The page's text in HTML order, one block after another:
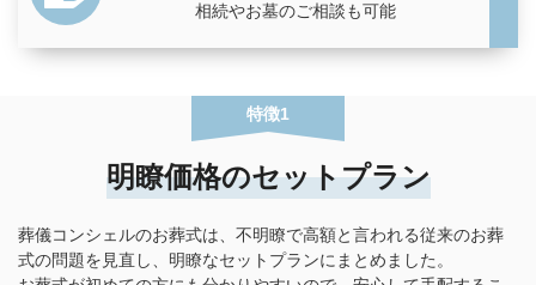
一日葬
家族葬の流れ
家族葬の費用 不動産の相続
相続・遺言 葬儀のマナー
相続やお墓のご相談も可能
特徴1
明瞭価格のセットプラン
葬儀コンシェルのお葬式は、不明瞭で高額と言われる従来のお葬
式の問題を見直し、明瞭なセットプランにまとめました。